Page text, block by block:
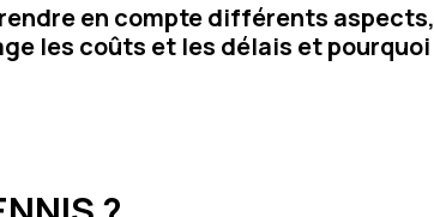
en compte différents
les coûts et les délais et